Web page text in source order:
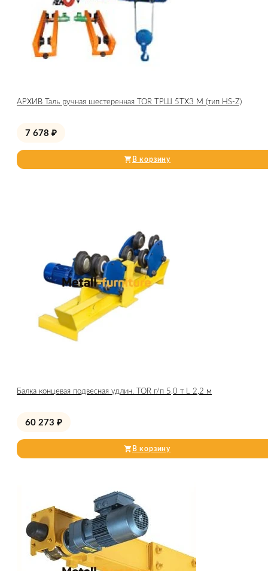
АРХИВ Таль ручная шестеренная TOR ТРШ 5ТХ3 М (тип HS-Z)
7 678 ₽
В корзину
Балка концевая подвесная удлин. TOR г/п 5,0 т L 2,2 м
60 273 ₽
В корзину